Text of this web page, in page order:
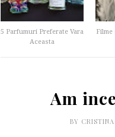
5 Parfumuri Preferate Vara
Aceasta
Filme
Am
BY